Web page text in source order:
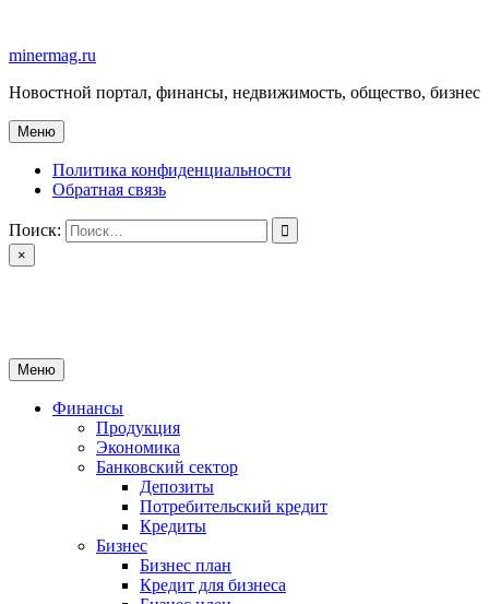
содержимому
minermag.ru
Новостной портал, финансы, недвижимость, общество, бизнес
Меню
Политика конфиденциальности
Обратная связь
Поиск:
×
Меню
Финансы
Продукция
Экономика
Банковский сектор
Депозиты
Потребительский кредит
Кредиты
Бизнес
Бизнес план
Кредит для бизнеса